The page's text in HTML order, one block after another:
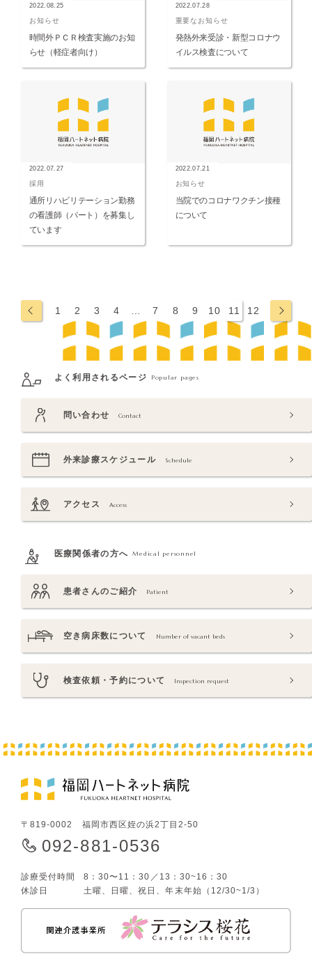
2022.08.25
お知らせ
時間外ＰＣＲ検査実施のお知
らせ（軽症者向け）
2022.07.28
重要なお知らせ
発熱外来受診・新型コロナウ
イルス検査について
2022.07.27
採用
通所リハビリテーション勤務
の看護師（パート）を募集し
ています
2022.07.21
お知らせ
当院でのコロナワクチン接種
について
←
1 2 3 4 7 8 9 10 11 12
→
よく利用されるページ Popular pages
問い合わせ Contact
外来診療スケジュール Schedule
アクセス Access
医療関係者の方へ Medical personnel
患者さんのご紹介 Patient
空き病床数について Number of vacant beds
検査依頼・予約について Inspection request
〒819-0002 福岡市西区姪の浜2丁目2-50
092-881-0536
診療受付時間
8：30〜11：30／13：30~16：30
休診日
土曜、日曜、祝日、年末年始（12/30~1/3）